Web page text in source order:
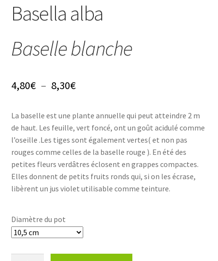
Avis
Basella alba
Baselle blanche
4,80€ – 8,30€Plage
prix :
4,80€
à
8,30€
La baselle est une plante annuelle qui peut atteindre 2 m
de haut. Les feuille, vert foncé, ont un goût acidulé comme
l’oseille .Les tiges sont également vertes( et non pas
rouges comme celles de la baselle rouge ). En été des
petites fleurs verdâtres éclosent en grappes compactes.
Elles donnent de petits fruits ronds qui, si on les écrase,
libèrent un jus violet utilisable comme teinture.
Diamètre du pot